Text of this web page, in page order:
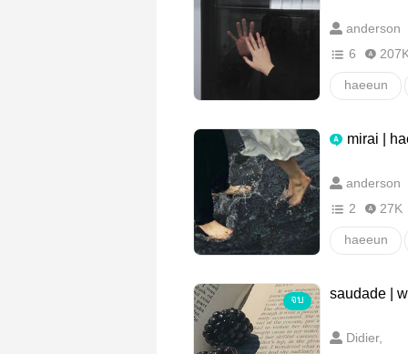
anderson
6
haeeun
mirai |
anderson
2
27K
haeeun
จบ saudade |
Didier,